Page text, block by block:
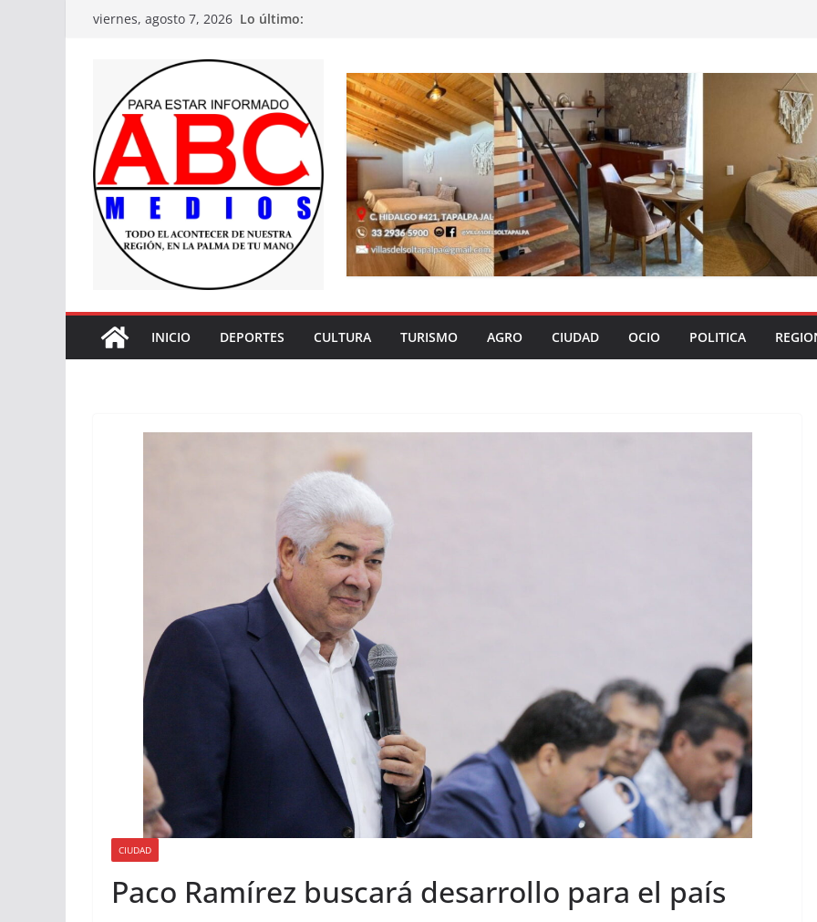
Saltarviernes, agosto 7, 2026 Lo último:
INICIO DEPORTES CULTURA TURISMO AGRO CIUDAD OCIO POLITICA
CIUDAD
Paco Ramírez buscará desarrollo para el país